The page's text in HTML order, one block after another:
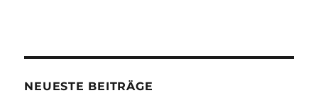
NEUESTE BEITRÄGE